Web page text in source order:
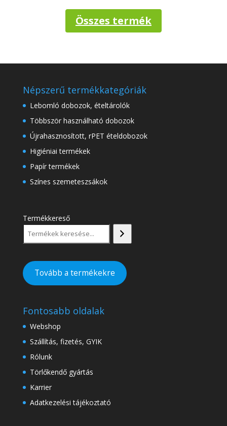
Összes termék
Népszerű termékkategóriák
Lebomló dobozok, ételtárolók
Többször használható dobozok
Újrahasznosított, rPET ételdobozok
Higiéniai termékek
Papír termékek
Színes szemeteszsákok
Termékkereső
Tovább a termékekre
Fontosabb oldalak
Webshop
Szállítás, fizetés, GYIK
Rólunk
Törlőkendő gyártás
Karrier
Adatkezelési tájékoztató